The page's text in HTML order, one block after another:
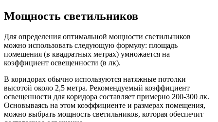
Мощность светильников
Для определения оптимальной мощности светильников
можно использовать следующую формулу: площадь
помещения (в квадратных метрах) умножается на
коэффициент освещенности (в лк).
В коридорах обычно используются натяжные потолки
высотой около 2,5 метра. Рекомендуемый коэффициент
освещенности для коридора составляет примерно 200-300 лк.
Основываясь на этом коэффициенте и размерах помещения,
можно выбрать мощность светильников, которая обеспечит